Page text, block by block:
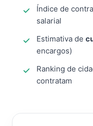
Índice de
salarial
Estimativa de
encargos)
Ranking de
contratam